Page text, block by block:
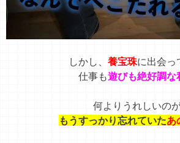
しかし、 養宝珠に出会っ
仕事も遊びも絶好調な
何よりうれしいの
もうすっかり忘れていたあ